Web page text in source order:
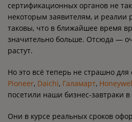
сертификационных органов не
некоторым заявителям, и реалии
таковы, что в ближайшее время
значительно больше. Отсюда —
растут.
Но это всё теперь не страшно
Pioneer, Daichi, Галамарт,
посетили наши бизнес-завтраки в
Они в курсе реальных сроков